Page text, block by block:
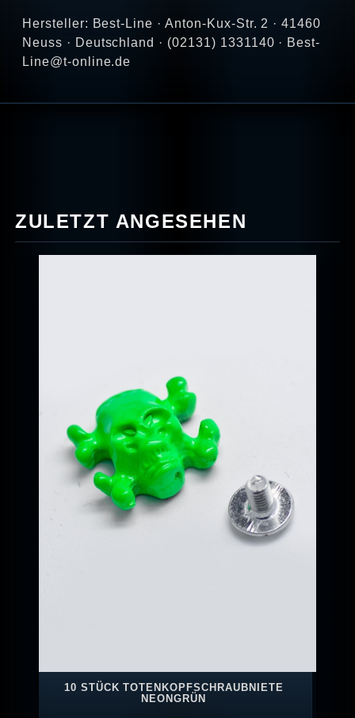
Hersteller: Best-Line · Anton-Kux-Str. 2 · 41460
Neuss · Deutschland · (02131) 1331140 · Best-
Line@t-online.de
ZULETZT ANGESEHEN
10 STÜCK TOTENKOPFSCHRAUBNIETE
NEONGRÜN